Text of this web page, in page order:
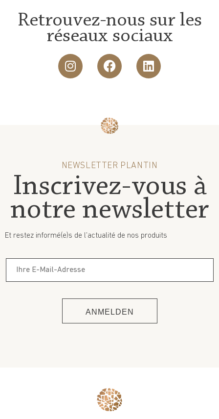
Retrouvez-nous sur les
réseaux sociaux
NEWSLETTER PLANTIN
Inscrivez-vous à
notre newsletter
Et restez informé(e)s de l’actualité de nos produits